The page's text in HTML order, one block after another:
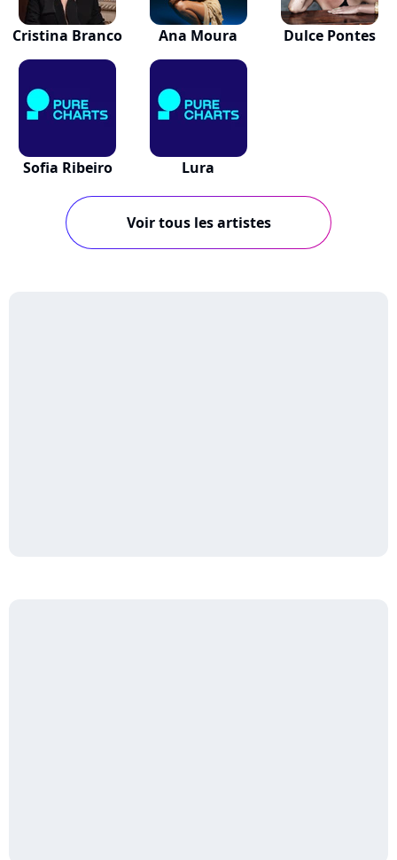
Cristina Branco Ana Moura Dulce Pontes
Sofia Ribeiro Lura
Voir tous les artistes